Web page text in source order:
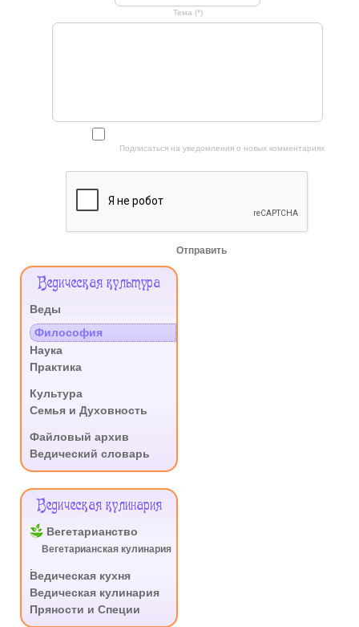
Тема (*)
Подписаться на уведомления о новых комментариях
Отправить
Меню
Ведическая культура
Веды
.
Философия
Наука
Практика
Культура
Семья и Духовность
Файловый архив
Ведический словарь
Ведическая кулинария
Вегетарианство
Вегетарианская кулинария
Ведическая кухня
Ведическая кулинария
Пряности и Специи